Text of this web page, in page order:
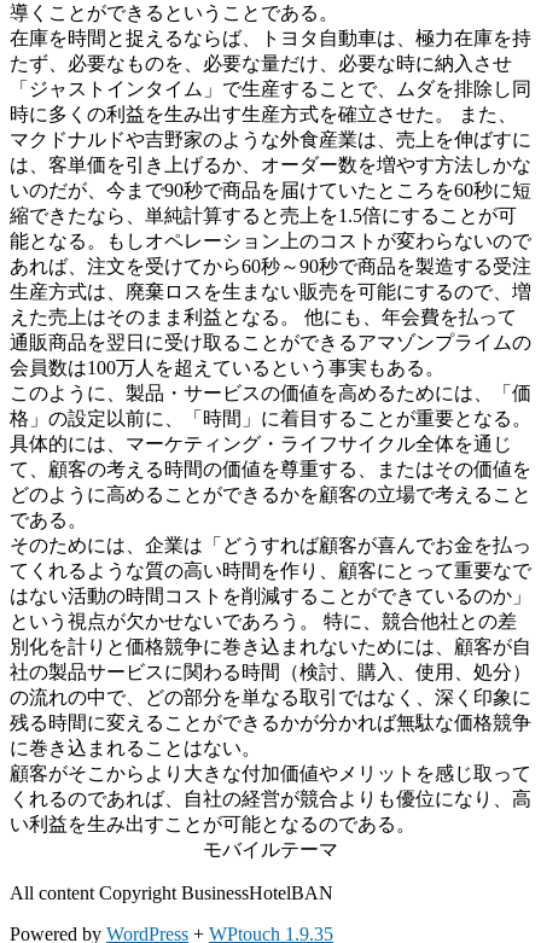
導くことができるということである。
在庫を時間と捉えるならば、トヨタ自動車は、極力在庫を持
たず、必要なものを、必要な量だけ、必要な時に納入させ
「ジャストインタイム」で生産することで、ムダを排除し同
時に多くの利益を生み出す生産方式を確立させた。 また、
マクドナルドや吉野家のような外食産業は、売上を伸ばすに
は、客単価を引き上げるか、オーダー数を増やす方法しかな
いのだが、今まで90秒で商品を届けていたところを60秒に短
縮できたなら、単純計算すると売上を1.5倍にすることが可
能となる。もしオペレーション上のコストが変わらないので
あれば、注文を受けてから60秒～90秒で商品を製造する受注
生産方式は、廃棄ロスを生まない販売を可能にするので、増
えた売上はそのまま利益となる。 他にも、年会費を払って
通販商品を翌日に受け取ることができるアマゾンプライムの
会員数は100万人を超えているという事実もある。
このように、製品・サービスの価値を高めるためには、「価
格」の設定以前に、「時間」に着目することが重要となる。
具体的には、マーケティング・ライフサイクル全体を通じ
て、顧客の考える時間の価値を尊重する、またはその価値を
どのように高めることができるかを顧客の立場で考えること
である。
そのためには、企業は「どうすれば顧客が喜んでお金を払っ
てくれるような質の高い時間を作り、顧客にとって重要なで
はない活動の時間コストを削減することができているのか」
という視点が欠かせないであろう。 特に、競合他社との差
別化を計りと価格競争に巻き込まれないためには、顧客が自
社の製品サービスに関わる時間（検討、購入、使用、処分）
の流れの中で、どの部分を単なる取引ではなく、深く印象に
残る時間に変えることができるかが分かれば無駄な価格競争
に巻き込まれることはない。
顧客がそこからより大きな付加価値やメリットを感じ取って
くれるのであれば、自社の経営が競合よりも優位になり、高
い利益を生み出すことが可能となるのである。
モバイルテーマ
All content Copyright BusinessHotelBAN
Powered by WordPress + WPtouch 1.9.35